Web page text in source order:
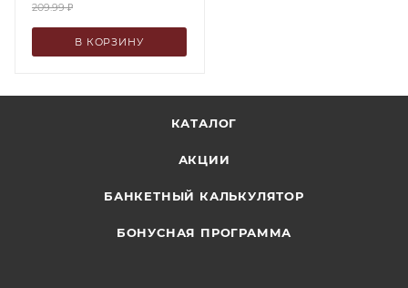
209.99₽
В КОРЗИНУ
КАТАЛОГ
АКЦИИ
БАНКЕТНЫЙ КАЛЬКУЛЯТОР
БОНУСНАЯ ПРОГРАММА